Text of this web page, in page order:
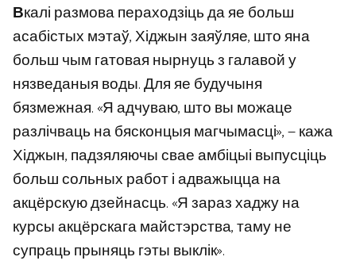
Вкалі размова пераходзіць да яе больш
асабістых мэтаў, Хіджын заяўляе, што яна
больш чым гатовая нырнуць з галавой у
нязведаныя воды. Для яе будучыня
бязмежная. «Я адчуваю, што вы можаце
разлічваць на бясконцыя магчымасці», — кажа
Хіджын, падзяляючы свае амбіцыі выпусціць
больш сольных работ і адважыцца на
акцёрскую дзейнасць. «Я зараз хаджу на
курсы акцёрскага майстэрства, таму не
супраць прыняць гэты выклік».